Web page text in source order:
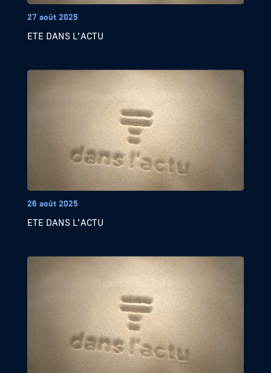
27 août 2025
ETE DANS L’ACTU
26 août 2025
ETE DANS L’ACTU